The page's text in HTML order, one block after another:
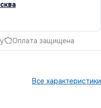
Все характеристики
Оплата защищена